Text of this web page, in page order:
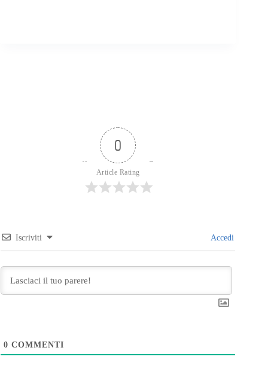
0
Article Rating
Iscriviti Accedi
0 COMMENTI